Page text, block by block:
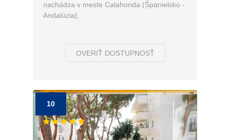
nachádza v meste Calahonda (Španielsko -
Andalúzia).
OVERIŤ DOSTUPNOSŤ
10